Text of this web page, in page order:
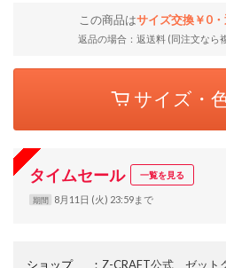
この商品はサイズ交換￥0
返品の場合：返送料 (同注文なら
サイズ・
タイムセール 一覧を見る
期間 8月11日 (火) 23:59まで
ショップ ： Z-CRAFT公式 ゼット